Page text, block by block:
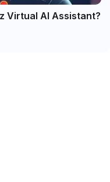
Virtual AI Assistant?